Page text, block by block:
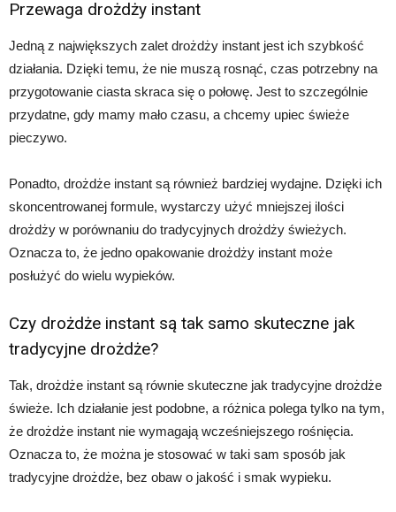
Przewaga drożdży instant
Jedną z największych zalet drożdży instant jest ich szybkość
działania. Dzięki temu, że nie muszą rosnąć, czas potrzebny na
przygotowanie ciasta skraca się o połowę. Jest to szczególnie
przydatne, gdy mamy mało czasu, a chcemy upiec świeże
pieczywo.
Ponadto, drożdże instant są również bardziej wydajne. Dzięki ich
skoncentrowanej formule, wystarczy użyć mniejszej ilości
drożdży w porównaniu do tradycyjnych drożdży świeżych.
Oznacza to, że jedno opakowanie drożdży instant może
posłużyć do wielu wypieków.
Czy drożdże instant są tak samo skuteczne jak
tradycyjne drożdże?
Tak, drożdże instant są równie skuteczne jak tradycyjne drożdże
świeże. Ich działanie jest podobne, a różnica polega tylko na tym,
że drożdże instant nie wymagają wcześniejszego rośnięcia.
Oznacza to, że można je stosować w taki sam sposób jak
tradycyjne drożdże, bez obaw o jakość i smak wypieku.